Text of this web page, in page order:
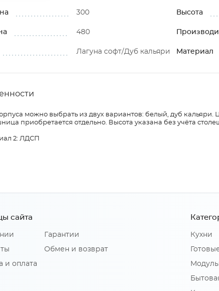
300 Высота
480
Лагуна софт/Дуб кальяри Материал
можно выбрать из двух вариантов: белый, дуб кальяри.
приобретается отдельно. Высота указана без учёта
2: ЛДСП
сайта
и оплата
Гарантии
Обмен и возврат
Кухни